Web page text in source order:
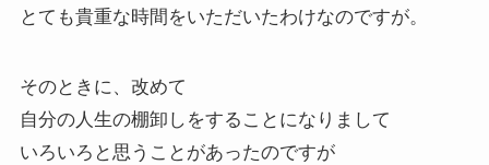
とても貴重な時間をいただいたわけなのですが。
そのときに、改めて
自分の人生の棚卸しをすることになりまして
いろいろと思うことがあったのですが